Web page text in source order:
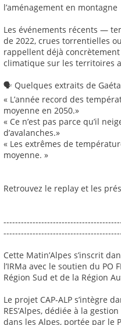
l’aménagement en montagne
Les événements récents —
de 2022, crues torrentielles
rappellent déjà
climatique sur les territoires
🗣️ Quelques extraits de
« L’année record des
moyenne en 2050.»
« Ce n’est pas parce qu’il
d’avalanches.»
« Les extrêmes de
moyenne. »
Retrouvez le replay et les
Cette Matin’Alpes s’inscrit
l’IRMa avec le soutien du PO
Région Sud et de la Région
Le projet CAP-ALP s’intègre
RES’Alpes, dédiée à la
dans les Alpes, portée par le